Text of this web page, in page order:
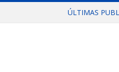
ÚLTIMAS